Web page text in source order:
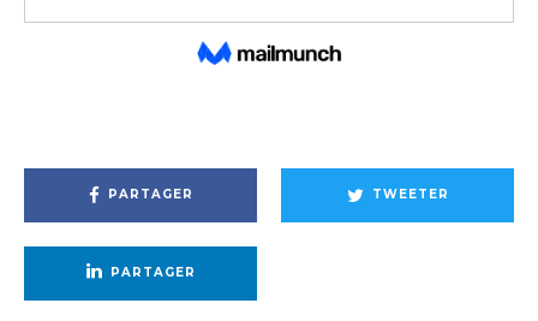
PARTAGER TWEETER
PARTAGER